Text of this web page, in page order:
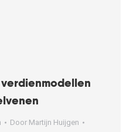
Door Martijn Huijgen